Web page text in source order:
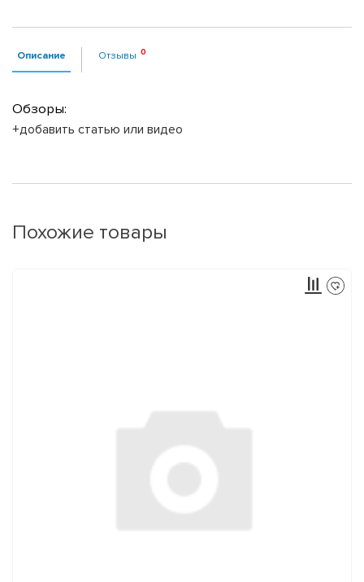
Описание Отзывы
Обзоры:
+добавить статью или видео
Похожие товары